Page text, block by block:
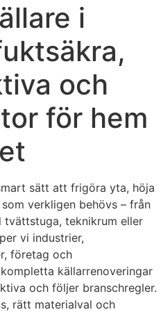
i
och
för hem
sätt att frigöra yta, höja
verkligen behövs – från
tvättstuga, teknikrum eller
vi industrier,
företag och
källarrenoveringar
och följer branschregler.
rätt materialval och